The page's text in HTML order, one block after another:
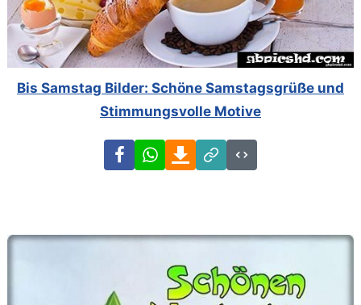
Bis Samstag Bilder: Schöne Samstagsgrüße und
Stimmungsvolle Motive
FacebookWhatsAppDownload
Link
Code